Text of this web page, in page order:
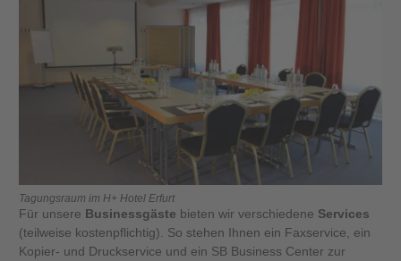
Tagungsraum im H+ Hotel Erfurt
Für unsere Businessgäste bieten wir verschiedene Services
(teilweise kostenpflichtig). So stehen Ihnen ein Faxservice, ein
Kopier- und Druckservice und ein SB Business Center zur